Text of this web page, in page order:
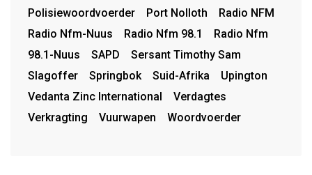
Polisiewoordvoerder
Port Nolloth
Radio NFM
Radio Nfm-Nuus
Radio Nfm 98.1
Radio Nfm
98.1-Nuus
SAPD
Sersant Timothy Sam
Slagoffer
Springbok Suid-Afrika
Upington
Vedanta Zinc International
Verdagtes
Verkragting
Vuurwapen Woordvoerder